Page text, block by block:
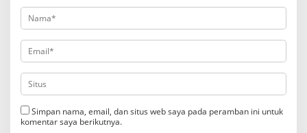
Simpan nama, email, dan situs web saya pada peramban ini untuk
komentar saya berikutnya.